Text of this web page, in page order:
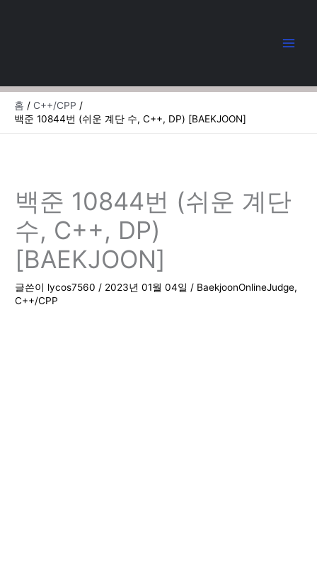
너
홈
C++/CPP
백준 10844번 (쉬운 계단 수, C++, DP) [BAEKJOON]
백준 10844번 (쉬운 계단
수, C++, DP)
[BAEKJOON]
글쓴이 lycos7560/ 2023년 01월 04일/ BaekjoonOnlineJudge,
C++/CPP